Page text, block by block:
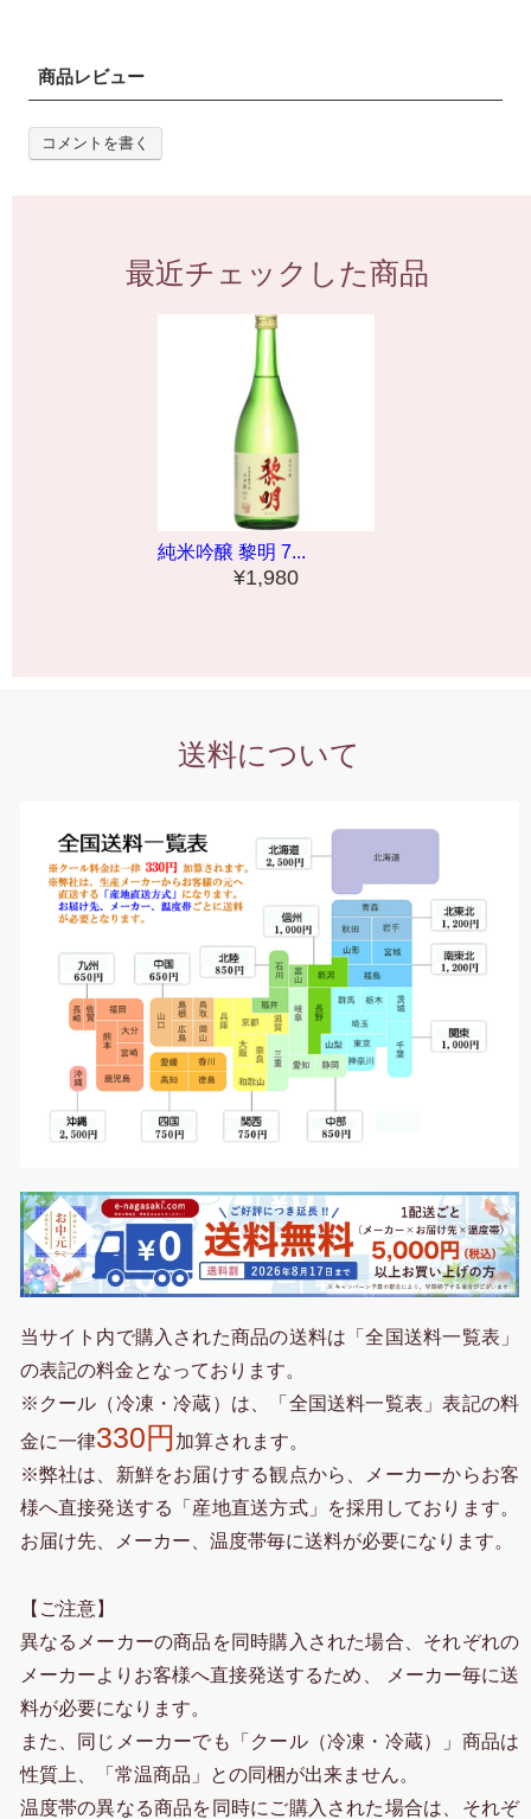
商品レビュー
コメントを書く
最近チェックした商品
純米吟醸 黎明 7...
¥1,980
送料について
当サイト内で購入された商品の送料は「全国送料一覧表」
の表記の料金となっております。
※クール（冷凍・冷蔵）は、「全国送料一覧表」表記の料
金に一律330円 加算されます。
※弊社は、新鮮をお届けする観点から、メーカーからお客
様へ直接発送する「産地直送方式」を採用しております。
お届け先、メーカー、温度帯毎に送料が必要になります。
【ご注意】
異なるメーカーの商品を同時購入された場合、それぞれの
メーカーよりお客様へ直接発送するため、 メーカー毎に送
料が必要になります。
また、同じメーカーでも「クール（冷凍・冷蔵）」商品は
性質上、「常温商品」との同梱が出来ません。
温度帯の異なる商品を同時にご購入された場合は、それぞ